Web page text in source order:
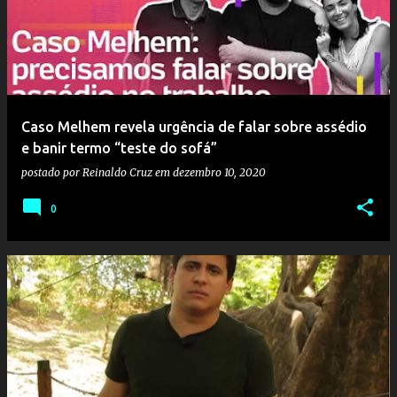
Caso Melhem revela urgência de falar sobre assédio
e banir termo “teste do sofá”
postado por Reinaldo Cruz em dezembro 10, 2020
0